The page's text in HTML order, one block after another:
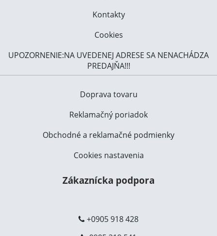
Kontakty
Cookies
UPOZORNENIE:NA UVEDENEJ ADRESE SA NENACHÁDZA
PREDAJŇA!!!
Doprava tovaru
Reklamačný poriadok
Obchodné a reklamačné podmienky
Cookies nastavenia
Zákaznícka podpora
+0905 918 428